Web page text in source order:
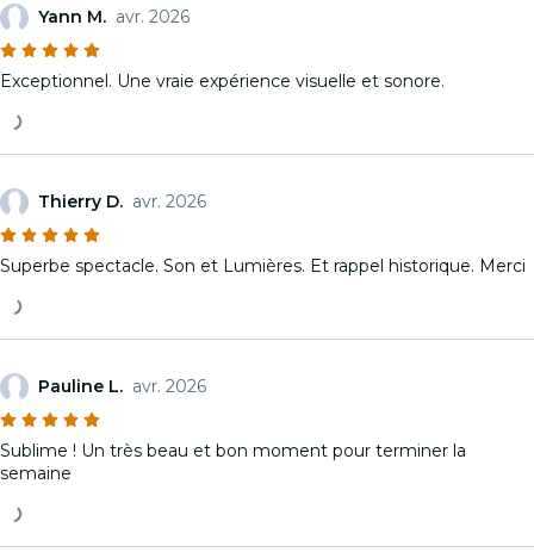
Yann M. avr. 2026
Exceptionnel. Une vraie expérience visuelle et sonore.
Thierry D. avr. 2026
Superbe spectacle. Son et Lumières. Et rappel historique. Merci
Pauline L. avr. 2026
Sublime ! Un très beau et bon moment pour terminer la
semaine